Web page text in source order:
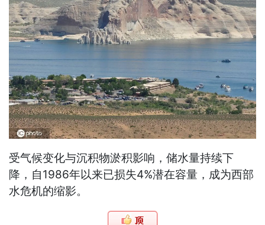
受气候变化与沉积物淤积影响，储水量持续下
降，自1986年以来已损失4%潜在容量，成为西部
水危机的缩影。